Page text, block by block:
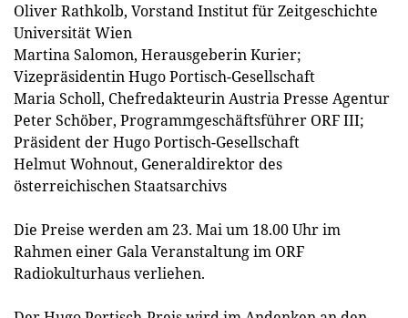
Oliver Rathkolb, Vorstand Institut für Zeitgeschichte
Universität Wien
Martina Salomon, Herausgeberin Kurier;
Vizepräsidentin Hugo Portisch-Gesellschaft
Maria Scholl, Chefredakteurin Austria Presse Agentur
Peter Schöber, Programmgeschäftsführer ORF III;
Präsident der Hugo Portisch-Gesellschaft
Helmut Wohnout, Generaldirektor des
österreichischen Staatsarchivs
Die Preise werden am 23. Mai um 18.00 Uhr im
Rahmen einer Gala Veranstaltung im ORF
Radiokulturhaus verliehen.